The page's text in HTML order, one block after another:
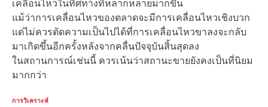
เคลื่อนไหวในทิศทางที่หลากหลายมากขึ้น
แม้ว่าการเคลื่อนไหวของตลาดจะมีการเคลื่อนไหวเชิงบวก
แต่ไม่ควรตัดความเป็นไปได้ที่การเคลื่อนไหวขาลงจะกลับ
มาเกิดขึ้นอีกครั้งหลังจากคลื่นปัจจุบันสิ้นสุดลง
ในสถานการณ์เช่นนี้ ควรเน้นว่าสถานะขายยังคงเป็นที่นิยม
มากกว่า
การวิเคราะห์